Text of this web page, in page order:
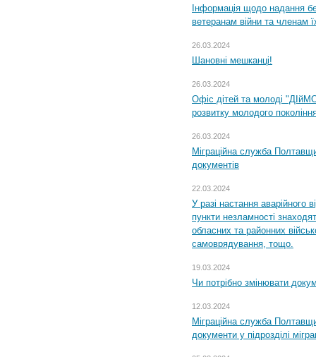
Інформація щодо надання
ветеранам війни та членам
26.03.2024
Шановні мешканці!
26.03.2024
Офіс дітей та молоді
розвитку молодого
26.03.2024
Міграційна служба
документів
22.03.2024
У разі настання аварійного
пункти незламності
обласних та районних
самоврядування, тощо.
19.03.2024
Чи потрібно змінювати
12.03.2024
Міграційна служба
документи у підрозділі